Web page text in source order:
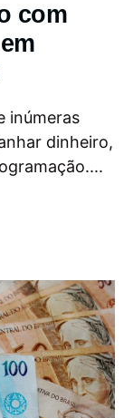
com
inúmeras
dinheiro,